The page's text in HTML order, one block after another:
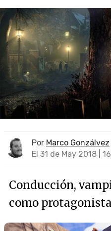
Por Marco Gonzálvez
El 31 de May 2018 |
Conducción,
como